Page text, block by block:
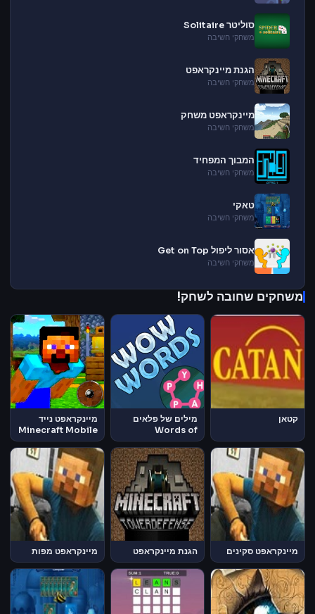
סוליטר Solitaire
משחקי חשיבה
הגנת מיינקראפט
משחקי חשיבה
מיינקראפט משחק
משחקי חשיבה
המבוך המפחיד
משחקי חשיבה
טאקי
משחקי חשיבה
אסור ליפול Get on Top
משחקי חשיבה
משחקים שחובה לשחק!
קטאן
מילים של פלאים
Words of
Wonders
מיינקראפט נייד
Minecraft Mobile
מיינקראפט סקינים הגנת מיינקראפט מיינקראפט מפות